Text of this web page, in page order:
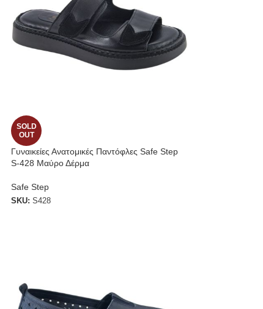
SOLD
OUT
Γυναικείες Ανατομικές Παντόφλες Safe Step
S-428 Μαύρο Δέρμα
Safe Step
SKU:S428